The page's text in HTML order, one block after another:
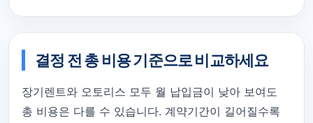
결정 전 총 비용 기준으로 비교하세요
장기렌트와 오토리스 모두 월 납입금이 낮아 보여도
총 비용은 다를 수 있습니다. 계약기간이 길어질수록